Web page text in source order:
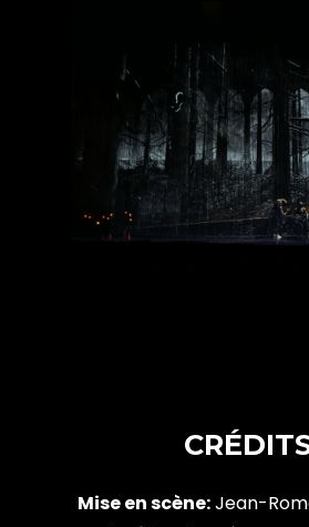
Mise en scène:Jean-